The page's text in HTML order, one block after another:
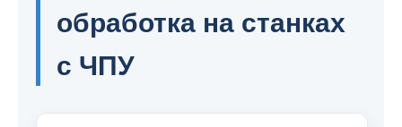
обработка на станках
с ЧПУ